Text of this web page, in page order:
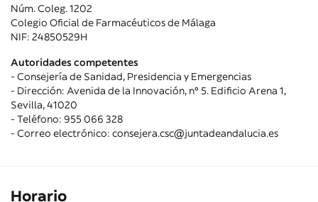
Núm. Coleg. 1202
Colegio Oficial de Farmacéuticos de Málaga
NIF: 24850529H
Autoridades competentes
- Consejería de Sanidad, Presidencia y Emergencias
- Dirección: Avenida de la Innovación, nº 5. Edificio Arena 1,
Sevilla, 41020
- Teléfono: 955 066 328
- Correo electrónico: consejera.csc@juntadeandalucia.es
Horario